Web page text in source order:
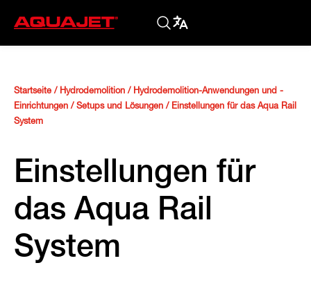
Startseite / Hydrodemolition / Hydrodemolition-Anwendungen und -
Einrichtungen / Setups und Lösungen / Einstellungen für das Aqua Rail
System
Einstellungen für
das Aqua Rail
System